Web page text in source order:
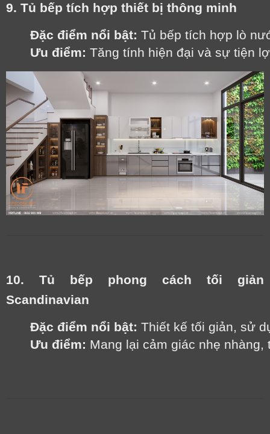
9. Tủ bếp tích hợp thiết bị thông minh
Đặc điểm nổi bật: Tủ bếp tích hợp lò
Ưu điểm: Tăng tính hiện đại và sự tiện
10. Tủ bếp phong cách tối giản
Scandinavian
Đặc điểm nổi bật: Thiết kế tối giản, sử
Ưu điểm: Mang lại cảm giác nhẹ